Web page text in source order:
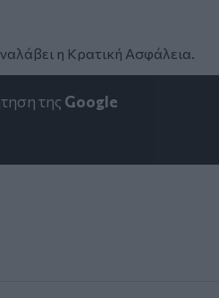
η Κρατική Ασφάλεια.
της Google